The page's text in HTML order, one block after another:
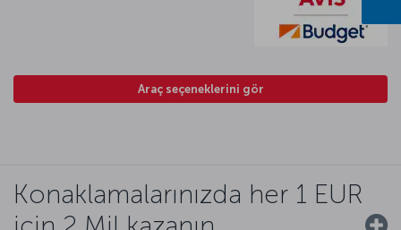
Araç seçeneklerini gör
Konaklamalarınızda her 1 EUR